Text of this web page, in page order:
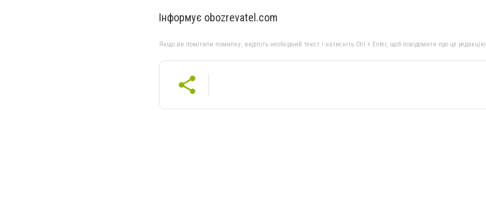
Інформує obozrevatel.com
Якщо ви помітили помилку, виділіть необхідний текст і натисніть Ctrl + Enter, щоб повідомити про це редакцію